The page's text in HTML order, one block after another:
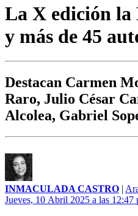
La X edición la
y más de 45
Destacan Carmen
Raro, Julio César
Alcolea, Gabriel
INMACULADA CASTRO |
Jueves, 10 Abril 2025 a las 12:47